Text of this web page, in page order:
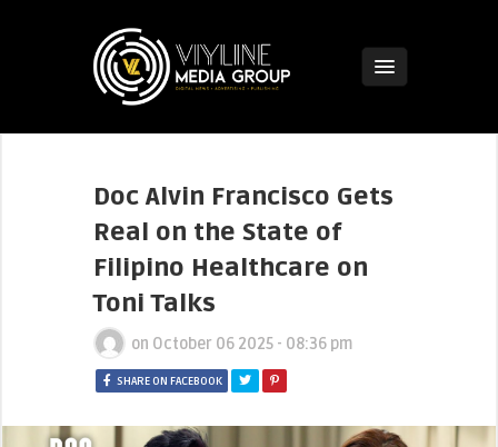
Doc Alvin Francisco Gets
Real on the State of
Filipino Healthcare on
Toni Talks
on October 06 2025 - 08:36 pm
SHARE ON FACEBOOK